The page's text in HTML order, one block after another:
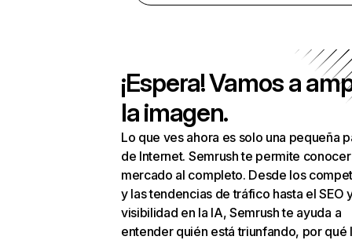
¡Espera! Vamos a
la imagen.
Lo que ves ahora es solo una pequeña
de Internet. Semrush te permite
mercado al completo. Desde los
y las tendencias de tráfico hasta el SEO
visibilidad en la IA, Semrush te ayuda a
entender quién está triunfando, por qué